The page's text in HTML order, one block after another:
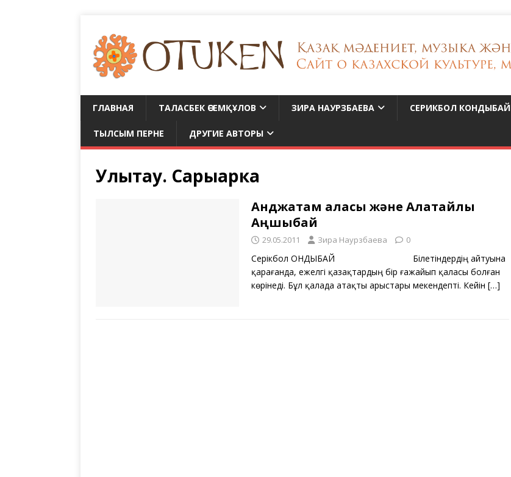
ГЛАВНАЯ ТАЛАСБЕК ӘСЕМҚҰЛОВ ЗИРА НАУРЗБАЕВА СЕРИКБОЛ КОНДЫБАЙ
ТЫЛСЫМ ПЕРНЕ ДРУГИЕ АВТОРЫ
Улытау. Сарыарка
Анджатам қаласы және Алатайлы
Аңшыбай
29.05.2011 Зира Наурзбаева 0
Серікбол ҚОНДЫБАЙ Білетіндердің айтуына
қарағанда, ежелгі қазақтардың бір ғажайып қаласы болған
көрінеді. Бұл қалада атақты арыстары мекендепті. Кейін […]